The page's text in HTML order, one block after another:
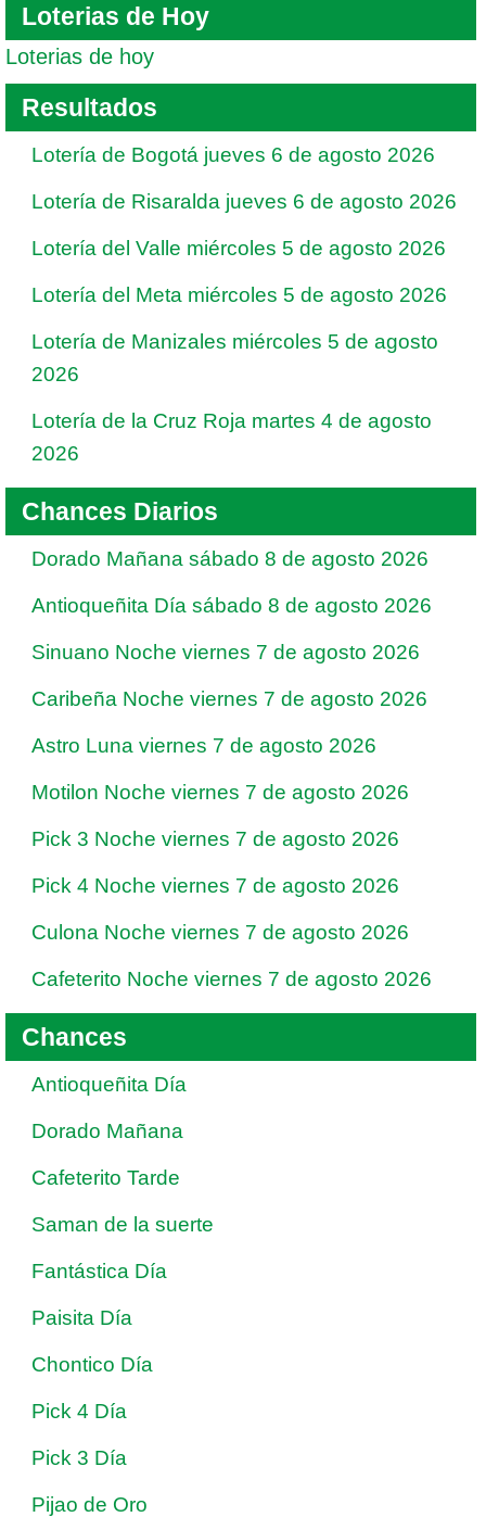
Loterias de Hoy
Loterias de hoy
Resultados
Lotería de Bogotá jueves 6 de agosto 2026
Lotería de Risaralda jueves 6 de agosto 2026
Lotería del Valle miércoles 5 de agosto 2026
Lotería del Meta miércoles 5 de agosto 2026
Lotería de Manizales miércoles 5 de agosto
2026
Lotería de la Cruz Roja martes 4 de agosto
2026
Chances Diarios
Dorado Mañana sábado 8 de agosto 2026
Antioqueñita Día sábado 8 de agosto 2026
Sinuano Noche viernes 7 de agosto 2026
Caribeña Noche viernes 7 de agosto 2026
Astro Luna viernes 7 de agosto 2026
Motilon Noche viernes 7 de agosto 2026
Pick 3 Noche viernes 7 de agosto 2026
Pick 4 Noche viernes 7 de agosto 2026
Culona Noche viernes 7 de agosto 2026
Cafeterito Noche viernes 7 de agosto 2026
Chances
Antioqueñita Día
Dorado Mañana
Cafeterito Tarde
Saman de la suerte
Fantástica Día
Paisita Día
Chontico Día
Pick 4 Día
Pick 3 Día
Pijao de Oro